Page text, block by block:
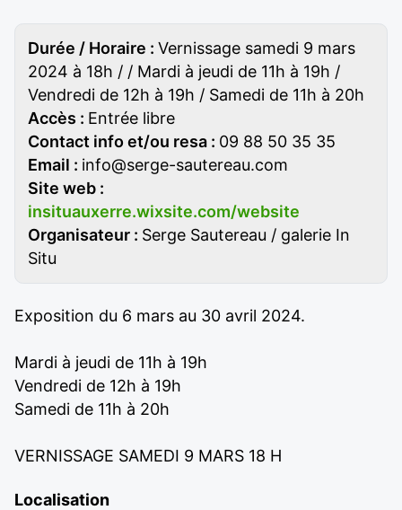
Durée / Horaire : Vernissage samedi 9 mars
2024 à 18h / / Mardi à jeudi de 11h à 19h /
Vendredi de 12h à 19h / Samedi de 11h à 20h
Accès : Entrée libre
Contact info et/ou resa : 09 88 50 35 35
Email : info@serge-sautereau.com
Site web :
insituauxerre.wixsite.com/website
Organisateur : Serge Sautereau / galerie In
Situ
Exposition du 6 mars au 30 avril 2024.
Mardi à jeudi de 11h à 19h
Vendredi de 12h à 19h
Samedi de 11h à 20h
VERNISSAGE SAMEDI 9 MARS 18 H
Localisation